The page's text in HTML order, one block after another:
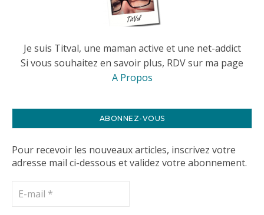
Je suis Titval, une maman active et une net-addict
Si vous souhaitez en savoir plus, RDV sur ma page
A Propos
ABONNEZ-VOUS
Pour recevoir les nouveaux articles, inscrivez votre
adresse mail ci-dessous et validez votre abonnement.